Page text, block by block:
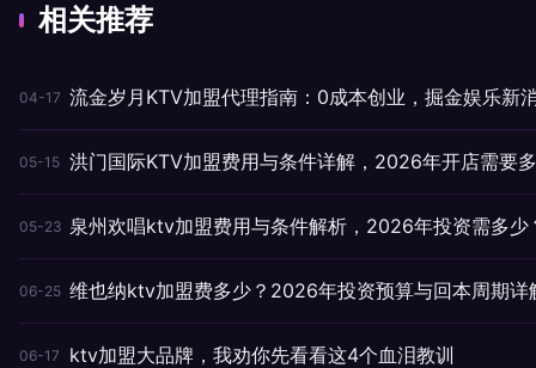
相关推荐
04-17 流金岁月KTV加盟代理指南：0成本创业，掘金娱乐新
05-15 洪门国际KTV加盟费用与条件详解，2026年开店需要
05-23 泉州欢唱ktv加盟费用与条件解析，2026年投资需多少
06-25 维也纳ktv加盟费多少？2026年投资预算与回本周期详
06-17 ktv加盟大品牌，我劝你先看看这4个血泪教训